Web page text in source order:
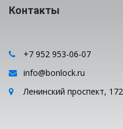
Контакты
+7 952 953-06-07
info@bonlock.ru
Ленинский проспект, 172